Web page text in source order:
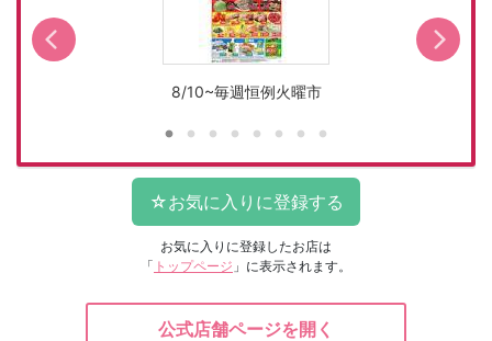
8/10~毎週恒例火曜市
お気に入りに登録したお店は
「 トップページ 」に表示されます。
公式店舗ページを開く